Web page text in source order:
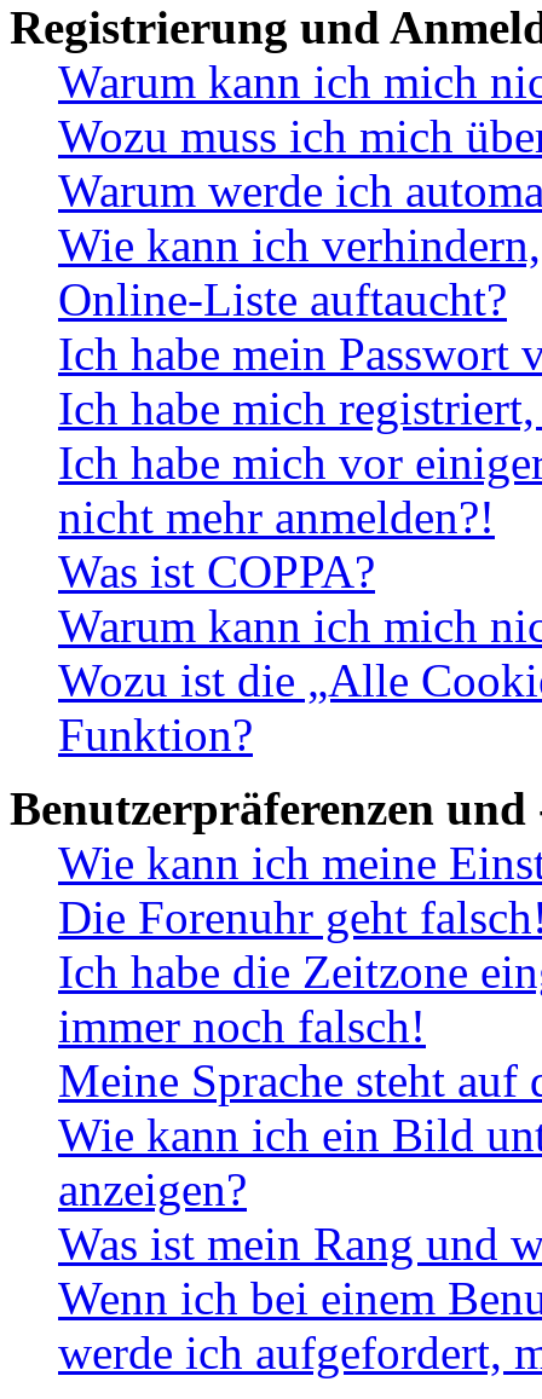
Registrierung und
Warum kann ich mich
Wozu muss ich mich
Warum werde ich
Wie kann ich
Online-Liste auftaucht?
Ich habe mein Passwort
Ich habe mich
Ich habe mich vor
nicht mehr anmelden?!
Was ist COPPA?
Warum kann ich mich
Wozu ist die „Alle
Funktion?
Benutzerpräferenzen und
Wie kann ich meine
Die Forenuhr geht
Ich habe die Zeitzone
immer noch falsch!
Meine Sprache steht
Wie kann ich ein Bild
anzeigen?
Was ist mein Rang und
Wenn ich bei einem
werde ich aufgefordert,